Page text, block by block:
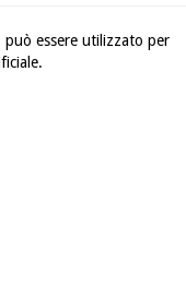
essere utilizzato per